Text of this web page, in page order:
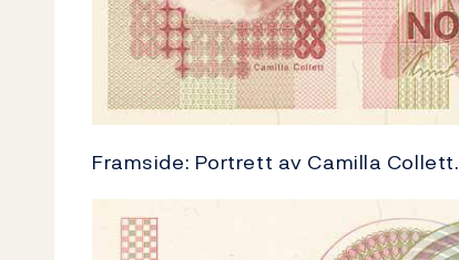
Framside: Portrett av Camilla Collett.